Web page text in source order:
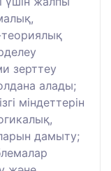
зерттеу
алады;
міндеттерін
дамыту;